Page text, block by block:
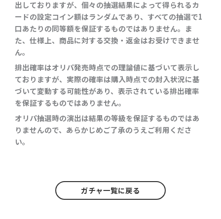
出しておりますが、個々の抽選結果によって得られるカ
ードの設定コイン額はランダムであり、すべての抽選で1
口あたりの同等額を保証するものではありません。ま
た、仕様上、商品に対する交換・返金はお受けできませ
ん。
排出確率はオリパ発売時点での理論値に基づいて表示し
ておりますが、実際の確率は購入時点での封入状況に基
づいて変動する可能性があり、表示されている排出確率
を保証するものではありません。
オリパ抽選時の演出は結果の等級を保証するものではあ
りませんので、あらかじめご了承のうえご利用くださ
い。
ガチャ一覧に戻る